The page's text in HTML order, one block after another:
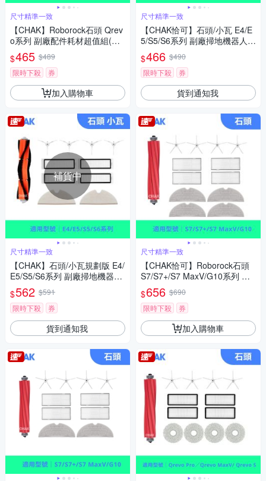
尺寸精準一致
【CHAK】Roborock石頭 Qrev
o系列 副廠配件耗材超值組(拖
布6入組)
$465 $489
限時下殺
券
加入購物車
補貨中
尺寸精準一致
【CHAK】石頭/小瓦規劃版 E4/
E5/S5/S6系列 副廠掃地機器人
配件耗材組(主刷x1 邊刷x4 濾
網x4 拖布x2)
$562 $591
限時下殺
券
貨到通知我
尺寸精準一致
【CHAK恰可】石頭/小瓦 E4/E
5/S5/S6系列 副廠掃地機器人配
件超值組(主刷x1 邊刷x4 濾網x
4)
$466 $490
限時下殺
券
貨到通知我
尺寸精準一致
【CHAK恰可】Roborock石頭
S7/S7+/S7 MaxV/G10系列 副
廠配件耗材超值組(主刷x1 邊刷
x4 濾網x4 拖布x4)
$656 $690
限時下殺
券
加入購物車